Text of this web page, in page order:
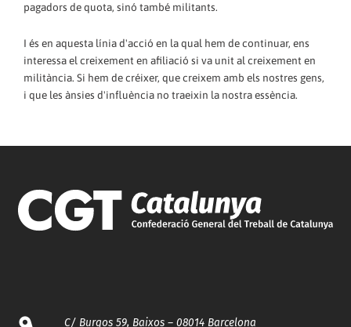
pagadors de quota, sinó també militants.
I és en aquesta línia d'acció en la qual hem de continuar, ens
interessa el creixement en afiliació si va unit al creixement en
militància. Si hem de créixer, que creixem amb els nostres gens,
i que les ànsies d'influència no traeixin la nostra essència.
C/ Burgos 59, Baixos – 08014 Barcelona